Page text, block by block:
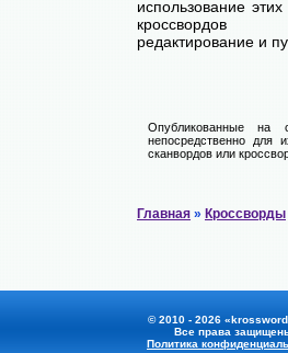
использование
редактирование и
Опубликованные на
непосредственно для
сканвордов или
Главная » Кроссворды
© 2010 - 2026
Все права
Политика